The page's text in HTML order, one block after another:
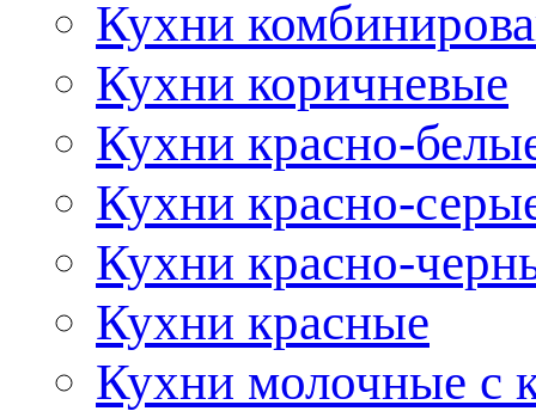
Кухни
Кухни коричневые
Кухни красно-
Кухни красно-
Кухни красно-
Кухни красные
Кухни молочные с